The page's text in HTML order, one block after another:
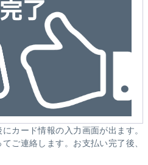
カード情報の入力画面が出ます。
ご連絡します。お支払い完了後、